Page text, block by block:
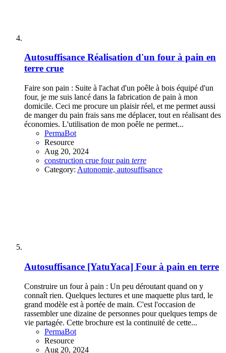
Autosuffisance Réalisation d'un four à pain en
terre crue
Faire son pain : Suite à l'achat d'un poêle à bois équipé d'un
four, je me suis lancé dans la fabrication de pain à mon
domicile. Ceci me procure un plaisir réel, et me permet aussi
de manger du pain frais sans me déplacer, tout en réalisant des
économies. L'utilisation de mon poêle ne permet...
PermaBot
Resource
Aug 20, 2024
construction crue fourpain terre
Category: Autonomie, autosuffisance
Autosuffisance [YatuYaca] Four à pain en terre
Construire un four à pain : Un peu déroutant quand on y
connaît rien. Quelques lectures et une maquette plus tard, le
grand modèle est à portée de main. C'est l'occasion de
rassembler une dizaine de personnes pour quelques temps de
vie partagée. Cette brochure est la continuité de cette...
PermaBot
Resource
Aug 20, 2024